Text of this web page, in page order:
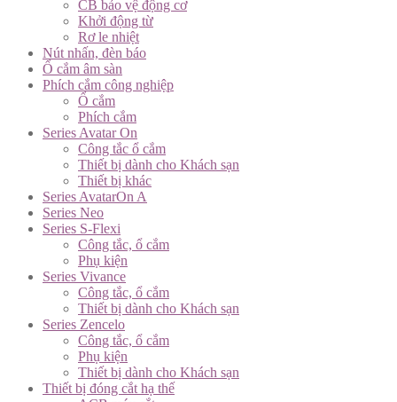
CB bảo vệ động cơ
Khởi động từ
Rơ le nhiệt
Nút nhấn, đèn báo
Ổ cắm âm sàn
Phích cắm công nghiệp
Ổ cắm
Phích cắm
Series Avatar On
Công tắc ổ cắm
Thiết bị dành cho Khách sạn
Thiết bị khác
Series AvatarOn A
Series Neo
Series S-Flexi
Công tắc, ổ cắm
Phụ kiện
Series Vivance
Công tắc, ổ cắm
Thiết bị dành cho Khách sạn
Series Zencelo
Công tắc, ổ cắm
Phụ kiện
Thiết bị dành cho Khách sạn
Thiết bị đóng cắt hạ thế